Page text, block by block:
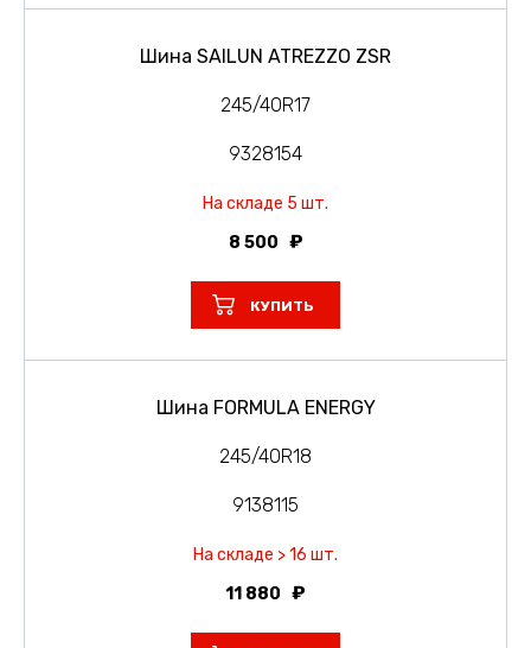
Шина SAILUN ATREZZO ZSR
245/40R17
9328154
На складе 5 шт.
8 500
КУПИТЬ
Шина FORMULA ENERGY
245/40R18
9138115
На складе > 16 шт.
11 880